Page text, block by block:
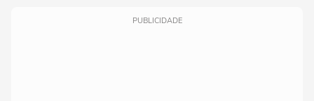
PUBLICIDADE